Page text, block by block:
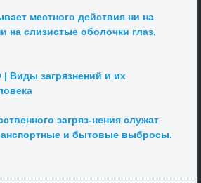
местного действия ни на
на слизистые оболочки глаз,
Виды загрязнений и их
загряз-нения служат
и бытовые выбросы.